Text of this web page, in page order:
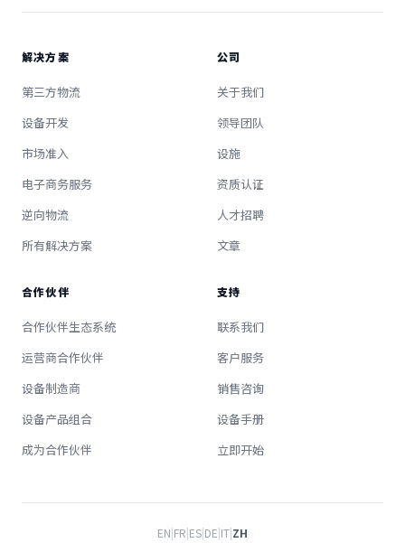
解决方案
第三方物流
设备开发
市场准入
电子商务服务
逆向物流
所有解决方案
公司
关于我们
领导团队
设施
资质认证
人才招聘
文章
合作伙伴
合作伙伴生态系统
运营商合作伙伴
设备制造商
设备产品组合
成为合作伙伴
支持
联系我们
客户服务
销售咨询
设备手册
立即开始
EN|FR|ES|DE|IT|ZH